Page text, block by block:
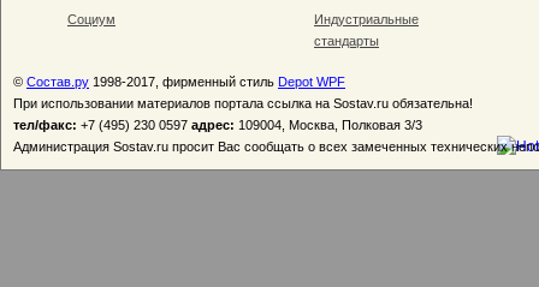
Социум
Индустриальные
стандарты
© Состав.ру 1998-2017, фирменный стиль Depot WPF
При использовании материалов портала ссылка на Sostav.ru обязательна!
тел/факс: +7 (495) 230 0597 адрес: 109004, Москва, Полковая 3/3
Администрация Sostav.ru просит Вас сообщать о всех замеченных технических